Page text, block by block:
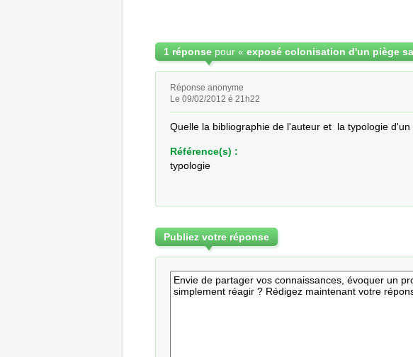
1 réponse pour «
Réponse anonyme
Le 09/02/2012 é 21h22
Quelle la bibliographie de l'auteur et  la typologie
Référence(s) :
typologie
Publiez votre réponse